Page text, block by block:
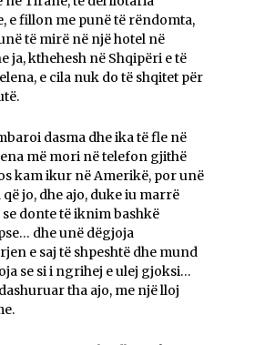
e fillon me punë të rëndomta,
të mirë në një hotel në
ja, kthehesh në Shqipëri e të
e cila nuk do të shqitet për
dasma dhe ika të fle në
më mori në telefon gjithë
kam ikur në Amerikë, por unë
jo, dhe ajo, duke iu marrë
donte të iknim bashkë
dhe unë dëgjoja
e saj të shpeshtë dhe mund
se si i ngrihej e ulej gjoksi…
tha ajo, me një lloj